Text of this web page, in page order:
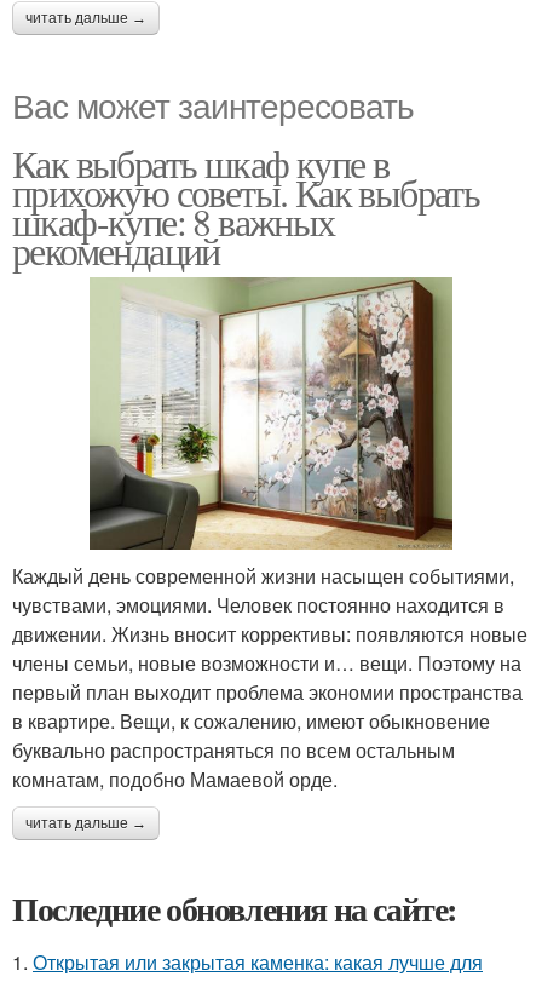
читать дальше →
Вас может заинтересовать
Как выбрать шкаф купе в
прихожую советы. Как выбрать
шкаф-купе: 8 важных
рекомендаций
Каждый день современной жизни насыщен событиями,
чувствами, эмоциями. Человек постоянно находится в
движении. Жизнь вносит коррективы: появляются новые
члены семьи, новые возможности и… вещи. Поэтому на
первый план выходит проблема экономии пространства
в квартире. Вещи, к сожалению, имеют обыкновение
буквально распространяться по всем остальным
комнатам, подобно Мамаевой орде.
читать дальше →
Последние обновления на сайте:
1. Открытая или закрытая каменка: какая лучше для